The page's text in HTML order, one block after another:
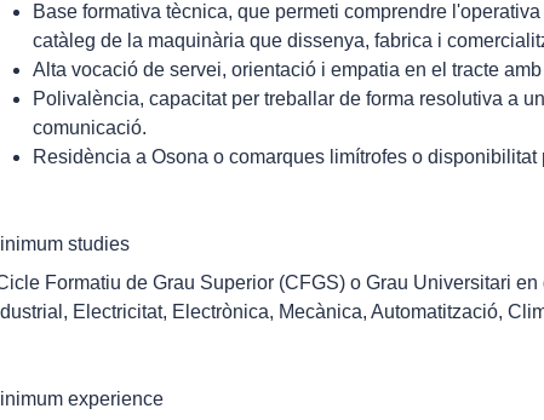
Base formativa tècnica, que permeti comprendre
catàleg de la maquinària que dissenya, fabrica i
Alta vocació de servei, orientació i empatia en el tracte
Polivalència, capacitat per treballar de forma resolutiva a
comunicació.
Residència a Osona o comarques limítrofes o
studies
Formatiu de Grau Superior (CFGS) o Grau Universitari
Electricitat, Electrònica, Mecànica, Automatització,
experience